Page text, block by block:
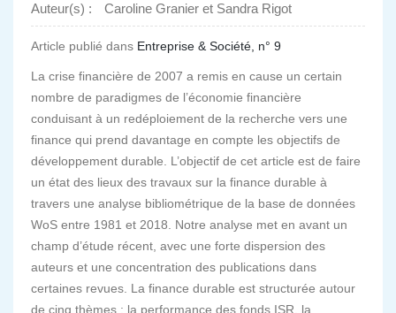
Auteur(s) : Caroline Granier et Sandra Rigot
Article publié dans Entreprise & Société, n° 9
La crise financière de 2007 a remis en cause un certain
nombre de paradigmes de l’économie financière
conduisant à un redéploiement de la recherche vers une
finance qui prend davantage en compte les objectifs de
développement durable. L’objectif de cet article est de faire
un état des lieux des travaux sur la finance durable à
travers une analyse bibliométrique de la base de données
WoS entre 1981 et 2018. Notre analyse met en avant un
champ d’étude récent, avec une forte dispersion des
auteurs et une concentration des publications dans
certaines revues. La finance durable est structurée autour
de cinq thèmes : la performance des fonds ISR, la